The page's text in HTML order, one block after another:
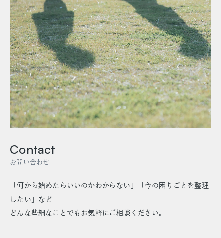
お問い合わせ
Contact
「何から始めたらいいのかわからない」「今の困りごとを整理
したい」など
どんな些細なことでもお気軽にご相談ください。